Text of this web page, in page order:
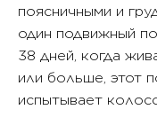
поясничными и
один подвижный
38 дней, когда
или больше, этот
испытывает